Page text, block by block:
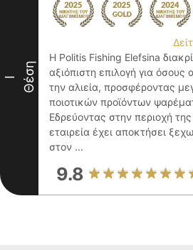
I Θέση
Η Politis Fishing Elefsina
αξιόπιστη επιλογή για όσους
την αλιεία, προσφέροντας
ποιοτικών προϊόντων
Εδρεύοντας στην περιοχή
εταιρεία έχει αποκτήσει
στον ...
9.8